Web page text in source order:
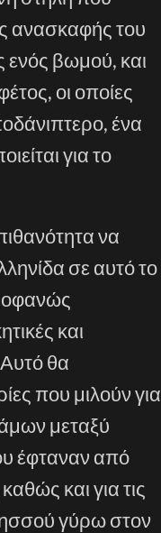
ανασκαφής του
ενός βωμού, και
οι οποίες
ένα
για το
να
σε αυτό το
και
θα
που μιλούν για
μεταξύ
έφταναν από
και για τις
γύρω στον